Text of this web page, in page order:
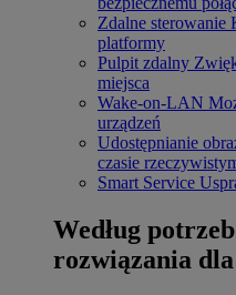
Zdalne sterowanie
platformy
Pulpit zdalny
miejsca
Wake-on-LAN
urządzeń
Udostępnianie
czasie
Smart Service
Według potrzeb
rozwiązania dla